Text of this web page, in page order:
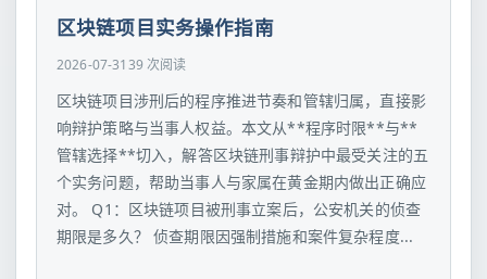
区块链项目实务操作指南
2026-07-3139 次阅读
区块链项目涉刑后的程序推进节奏和管辖归属，直接影
响辩护策略与当事人权益。本文从**程序时限**与**
管辖选择**切入，解答区块链刑事辩护中最受关注的五
个实务问题，帮助当事人与家属在黄金期内做出正确应
对。 Q1：区块链项目被刑事立案后，公安机关的侦查
期限是多久？ 侦查期限因强制措施和案件复杂程度...